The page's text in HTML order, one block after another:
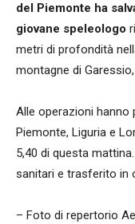
del Piemonte ha
giovane speleologo
metri di profondità
montagne di
Alle operazioni hanno
Piemonte, Liguria e
5,40 di questa
sanitari e trasferito in
– Foto di repertorio